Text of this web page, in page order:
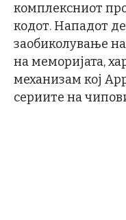
комплексниот
кодот. Нападот
заобиколување
на меморијата,
механизам кој
сериите на